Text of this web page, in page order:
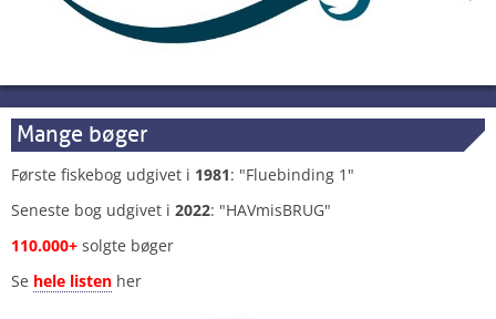
Mange bøger
Første fiskebog udgivet i 1981: "Fluebinding 1"
Seneste bog udgivet i 2022: "HAVmisBRUG"
110.000+ solgte bøger
Se hele listen her